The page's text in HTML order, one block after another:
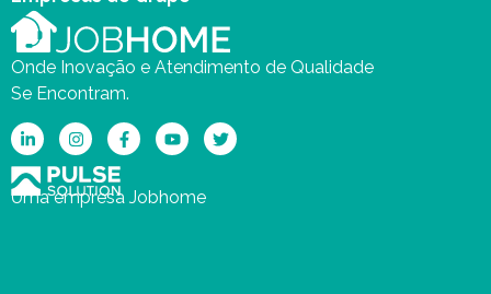
Onde Inovação e Atendimento de Qualidade
Se Encontram.
Uma empresa Jobhome